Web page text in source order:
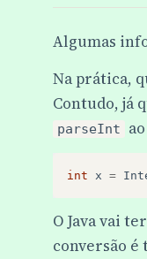
Algumas
Na prática,
Contudo, já
parseInt
int x =
O Java vai
conversão